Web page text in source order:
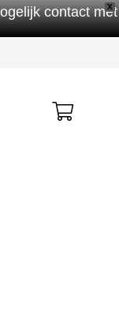
X
contact met